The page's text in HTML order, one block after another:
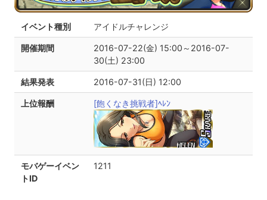
イベント種別 アイドルチャレンジ
開催期間
2016-07-22(金) 15:00～2016-07-
30(土) 23:00
結果発表 2016-07-31(日) 12:00
上位報酬 [飽くなき挑戦者]ﾍﾚﾝ
モバゲーイベン
トID
1211